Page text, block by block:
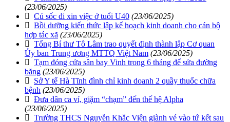
(23/06/2025)
Cú sốc đi xin việc ở tuổi U40 (23/06/2025)
Bồi dưỡng kiến thức lập kế hoạch kinh doanh cho cán bộ
hợp tác xã (23/06/2025)
Tổng Bí thư Tô Lâm trao quyết định thành lập Cơ quan
Ủy ban Trung ương MTTQ Việt Nam (23/06/2025)
Tạm đóng cửa sân bay Vinh trong 6 tháng để sửa đường
băng (23/06/2025)
Sở Y tế Hà Tĩnh đình chỉ kinh doanh 2 quầy thuốc chữa
bệnh (23/06/2025)
Đưa dân ca ví, giặm “chạm” đến thế hệ Alpha
(23/06/2025)
Trường THCS Nguyễn Khắc Viện giành vé vào tứ kết sau